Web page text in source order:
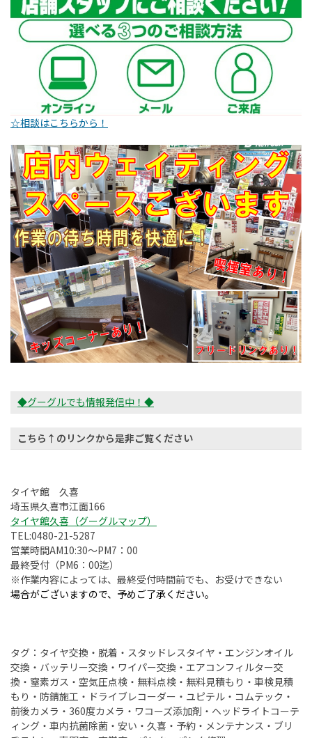
☆相談はこちらから！
◆グーグルでも情報発信中！◆
こちら↑のリンクから是非ご覧ください
タイヤ館 久喜
埼玉県久喜市江面166
タイヤ館久喜（グーグルマップ）
TEL:0480-21-5287
営業時間AM10:30～PM7：00
最終受付（PM6：00迄）
※作業内容によっては、最終受付時間前でも、お受けできない
場合がございますので、予めご了承ください。
タグ：タイヤ交換・脱着・スタッドレスタイヤ・エンジンオイル
交換・バッテリー交換・ワイパー交換・エアコンフィルター交
換・窒素ガス・空気圧点検・無料点検・無料見積もり・車検見積
もり・防錆施工・ドライブレコーダー・ユピテル・コムテック・
前後カメラ・360度カメラ・ワコーズ添加剤・ヘッドライトコーテ
ィング・車内抗菌除菌・安い・久喜・予約・メンテナンス・ブリ